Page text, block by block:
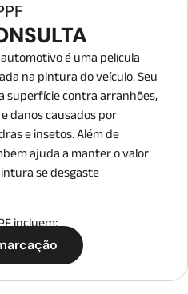
é uma película
na pintura do veículo. Seu
superfície contra arranhões,
danos causados por
e insetos. Além de
ajuda a manter o valor
se desgaste
incluem:
invisível, garantindo que a
resistir ao desgaste do dia